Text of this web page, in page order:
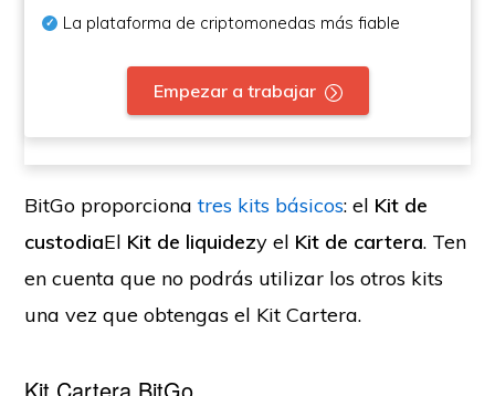
La plataforma de criptomonedas más fiable
Empezar a trabajar
BitGo proporciona tres kits básicos: el Kit de
custodiaEl Kit de liquidezy el Kit de cartera. Ten
en cuenta que no podrás utilizar los otros kits
una vez que obtengas el Kit Cartera.